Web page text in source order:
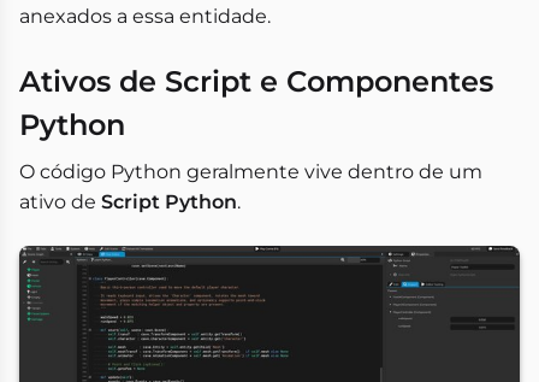
anexados a essa entidade.
Ativos de Script e Componentes
Python
O código Python geralmente vive dentro de um
ativo de Script Python.